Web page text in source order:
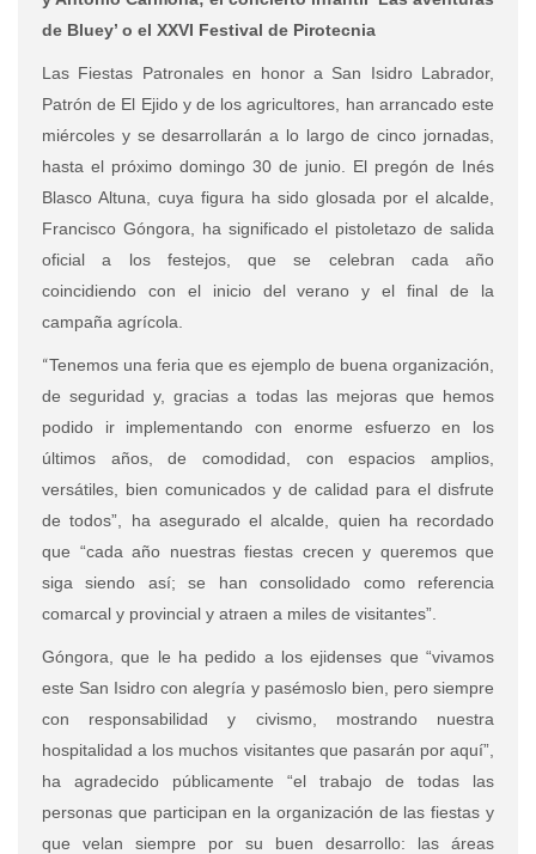
de Bluey’ o el XXVI Festival de Pirotecnia
Las Fiestas Patronales en honor a San Isidro Labrador,
Patrón de El Ejido y de los agricultores, han arrancado este
miércoles y se desarrollarán a lo largo de cinco jornadas,
hasta el próximo domingo 30 de junio. El pregón de Inés
Blasco Altuna, cuya figura ha sido glosada por el alcalde,
Francisco Góngora, ha significado el pistoletazo de salida
oficial a los festejos, que se celebran cada año
coincidiendo con el inicio del verano y el final de la
campaña agrícola.
“Tenemos una feria que es ejemplo de buena organización,
de seguridad y, gracias a todas las mejoras que hemos
podido ir implementando con enorme esfuerzo en los
últimos años, de comodidad, con espacios amplios,
versátiles, bien comunicados y de calidad para el disfrute
de todos”, ha asegurado el alcalde, quien ha recordado
que “cada año nuestras fiestas crecen y queremos que
siga siendo así; se han consolidado como referencia
comarcal y provincial y atraen a miles de visitantes”.
Góngora, que le ha pedido a los ejidenses que “vivamos
este San Isidro con alegría y pasémoslo bien, pero siempre
con responsabilidad y civismo, mostrando nuestra
hospitalidad a los muchos visitantes que pasarán por aquí”,
ha agradecido públicamente “el trabajo de todas las
personas que participan en la organización de las fiestas y
que velan siempre por su buen desarrollo: las áreas